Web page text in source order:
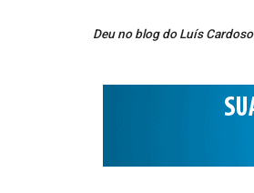
Deu no blog do Luís Cardoso